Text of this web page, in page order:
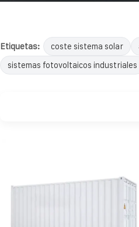
Etiquetas: coste sistema solar
sistemas fotovoltaicos industriales